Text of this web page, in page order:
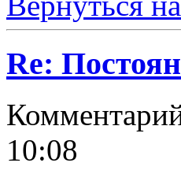
Re:
10:08